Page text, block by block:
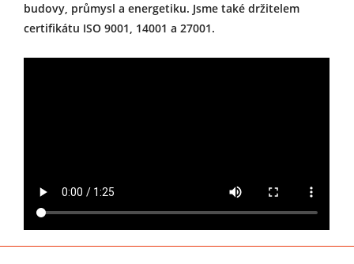
budovy, průmysl a energetiku. Jsme také držitelem
certifikátu ISO 9001, 14001 a 27001.